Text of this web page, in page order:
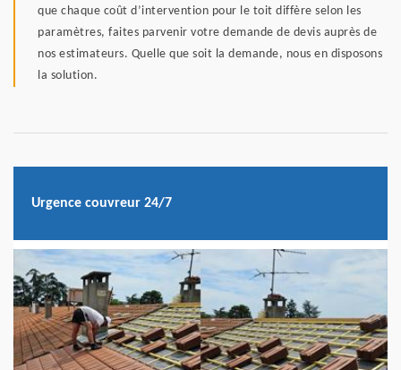
que chaque coût d’intervention pour le toit diffère selon les
paramètres, faites parvenir votre demande de devis auprès de
nos estimateurs. Quelle que soit la demande, nous en disposons
la solution.
Urgence couvreur 24/7